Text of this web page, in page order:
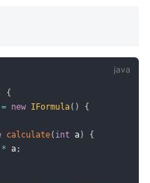
{
= new IFormula( )
{
calculate( int a)
{
* a;